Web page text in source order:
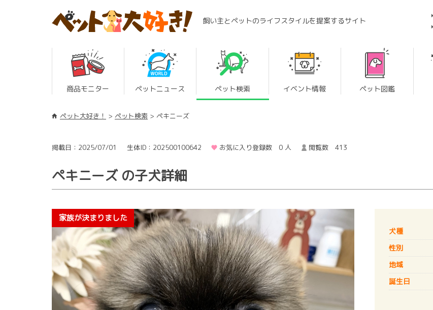
飼い主とペットのライフスタイルを提案するサイト
商品モニター ペットニュース ペット検索 イベント情報 ペット図鑑
ペット大好き！ ペット検索 ペキニーズ
掲載日：2025/07/01 生体ID：202500100642 お気に入り登録数 0 人 閲覧数 413
ペキニーズ の子犬詳細
犬種
性別
地域
誕生日